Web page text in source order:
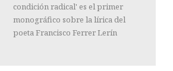
condición radical' es el primer
monográfico sobre la lírica del
poeta Francisco Ferrer Lerín